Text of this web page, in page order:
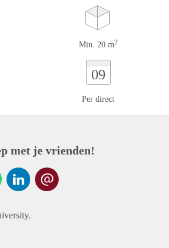
Min. 20 m2
09
Per direct
met je vrienden!